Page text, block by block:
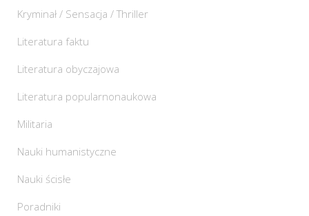
Kryminał / Sensacja / Thriller
Literatura faktu
Literatura obyczajowa
Literatura popularnonaukowa
Militaria
Nauki humanistyczne
Nauki ścisłe
Poradniki